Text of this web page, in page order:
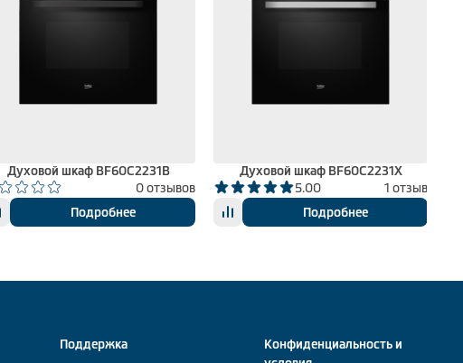
Духовой шкаф BF60C2231B
0 отзывов
Подробнее
Духовой шкаф BF60C2231X
5.00
1 отзыв
Подробнее
Поддержка
Конфиденциальность и